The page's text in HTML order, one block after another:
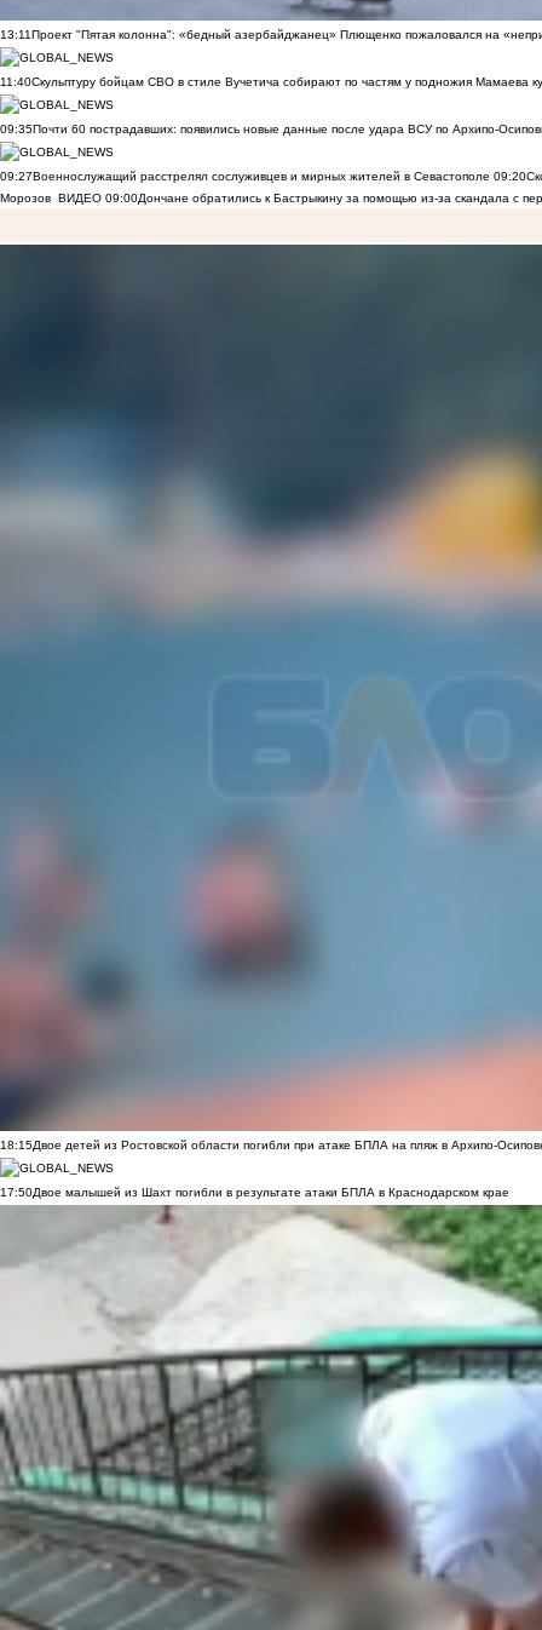
13:11Проект "Пятая колонна": «бедный азербайджанец» Плющенко пожаловался на
11:40Скульптуру бойцам СВО в стиле Вучетича собирают по частям у подножия Мамаева
09:35Почти 60 пострадавших: появились новые данные после удара ВСУ по Архипо-
09:27Военнослужащий расстрелял сослуживцев и мирных жителей в Севастополе 09:20
Морозов ВИДЕО 09:00Дончане обратились к Бастрыкину за помощью из-за скандала с
18:15Двое детей из Ростовской области погибли при атаке БПЛА на пляж в Архипо-
17:50Двое малышей из Шахт погибли в результате атаки БПЛА в Краснодарском крае